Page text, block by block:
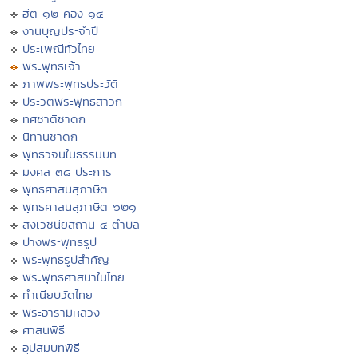
ฮีต ๑๒ คอง ๑๔
งานบุญประจำปี
ประเพณีทั่วไทย
พระพุทธเจ้า
ภาพพระพุทธประวัติ
ประวัติพระพุทธสาวก
ทศชาติชาดก
นิทานชาดก
พุทธวจนในธรรมบท
มงคล ๓๘ ประการ
พุทธศาสนสุภาษิต
พุทธศาสนสุภาษิต ๖๒๑
สังเวชนียสถาน ๔ ตำบล
ปางพระพุทธรูป
พระพุทธรูปสำคัญ
พระพุทธศาสนาในไทย
ทำเนียบวัดไทย
พระอารามหลวง
ศาสนพิธี
อุปสมบทพิธี